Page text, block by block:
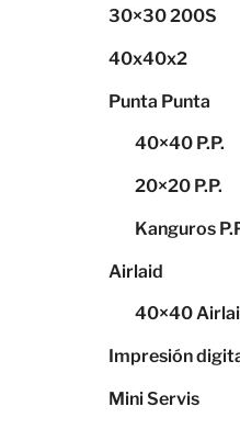
30×30 200S
40x40x2
Punta Punta
40×40 P.P.
20×20 P.P.
Kanguros
Airlaid
40×40
Impresión
Mini Servis